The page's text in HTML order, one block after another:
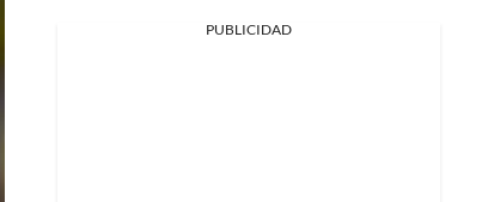
PUBLICIDAD